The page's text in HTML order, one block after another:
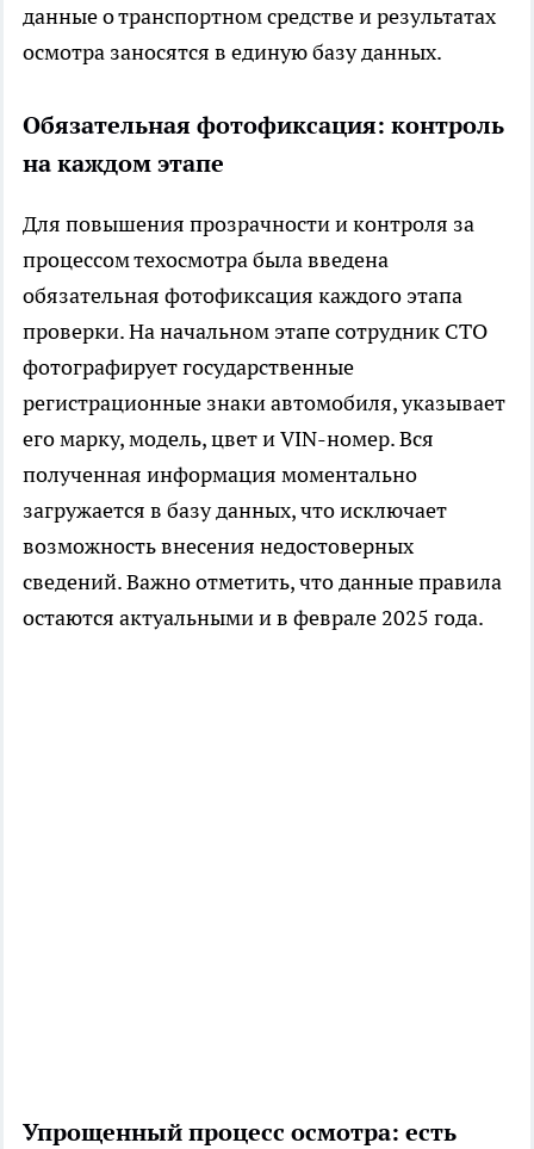
данные о транспортном средстве и результатах
осмотра заносятся в единую базу данных.
Обязательная фотофиксация: контроль
на каждом этапе
Для повышения прозрачности и контроля за
процессом техосмотра была введена
обязательная фотофиксация каждого этапа
проверки. На начальном этапе сотрудник СТО
фотографирует государственные
регистрационные знаки автомобиля, указывает
его марку, модель, цвет и VIN-номер. Вся
полученная информация моментально
загружается в базу данных, что исключает
возможность внесения недостоверных
сведений. Важно отметить, что данные правила
остаются актуальными и в феврале 2025 года.
Упрощенный процесс осмотра: есть